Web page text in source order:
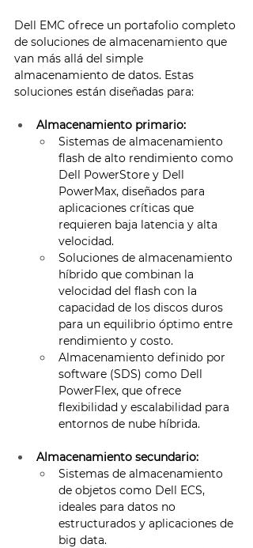
Dell EMC ofrece un portafolio completo
de soluciones de almacenamiento que
van más allá del simple
almacenamiento de datos. Estas
soluciones están diseñadas para:
Almacenamiento primario:
Sistemas de almacenamiento
flash de alto rendimiento como
Dell PowerStore y Dell
PowerMax, diseñados para
aplicaciones críticas que
requieren baja latencia y alta
velocidad.
Soluciones de almacenamiento
híbrido que combinan la
velocidad del flash con la
capacidad de los discos duros
para un equilibrio óptimo entre
rendimiento y costo.
Almacenamiento definido por
software (SDS) como Dell
PowerFlex, que ofrece
flexibilidad y escalabilidad para
entornos de nube híbrida.
Almacenamiento secundario:
Sistemas de almacenamiento
de objetos como Dell ECS,
ideales para datos no
estructurados y aplicaciones de
big data.